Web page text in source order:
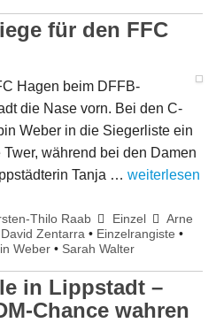
für den FFC
Hagen beim DFFB-
die Nase vorn. Bei den C-
Weber in die Siegerliste ein
während bei den Damen
Tanja … weiterlesen
Thilo Raab Einzel
Arne
David Zentarra • Einzelrangiste •
Weber • Sarah Walter
in Lippstadt –
Chance wahren